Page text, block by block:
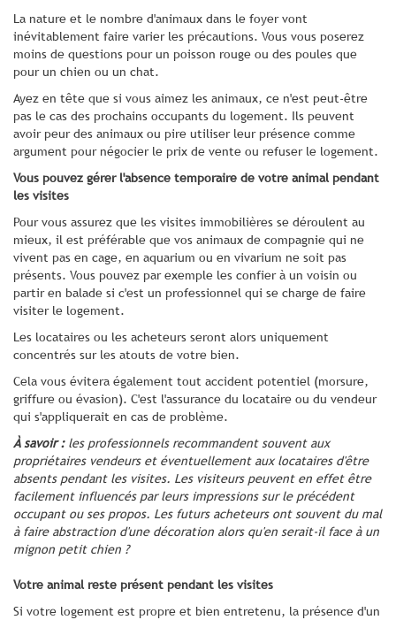
La nature et le nombre d'animaux dans le foyer vont
inévitablement faire varier les précautions. Vous vous poserez
moins de questions pour un poisson rouge ou des poules que
pour un chien ou un chat.
Ayez en tête que si vous aimez les animaux, ce n'est peut-être
pas le cas des prochains occupants du logement. Ils peuvent
avoir peur des animaux ou pire utiliser leur présence comme
argument pour négocier le prix de vente ou refuser le logement.
Vous pouvez gérer l'absence temporaire de votre animal pendant
les visites
Pour vous assurez que les visites immobilières se déroulent au
mieux, il est préférable que vos animaux de compagnie qui ne
vivent pas en cage, en aquarium ou en vivarium ne soit pas
présents. Vous pouvez par exemple les confier à un voisin ou
partir en balade si c'est un professionnel qui se charge de faire
visiter le logement.
Les locataires ou les acheteurs seront alors uniquement
concentrés sur les atouts de votre bien.
Cela vous évitera également tout accident potentiel (morsure,
griffure ou évasion). C'est l'assurance du locataire ou du vendeur
qui s'appliquerait en cas de problème.
À savoir :les professionnels recommandent souvent aux
propriétaires vendeurs et éventuellement aux locataires d'être
absents pendant les visites. Les visiteurs peuvent en effet être
facilement influencés par leurs impressions sur le précédent
occupant ou ses propos. Les futurs acheteurs ont souvent du mal
à faire abstraction d'une décoration alors qu'en serait-il face à un
mignon petit chien ?
Votre animal reste présent pendant les visites
Si votre logement est propre et bien entretenu, la présence d'un